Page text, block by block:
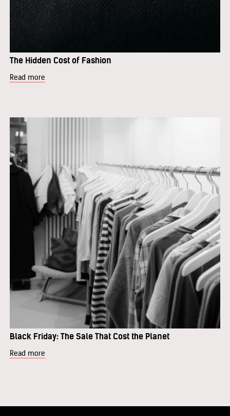
The Hidden Cost of Fashion
Read more
Black Friday: The Sale That Cost the Planet
Read more